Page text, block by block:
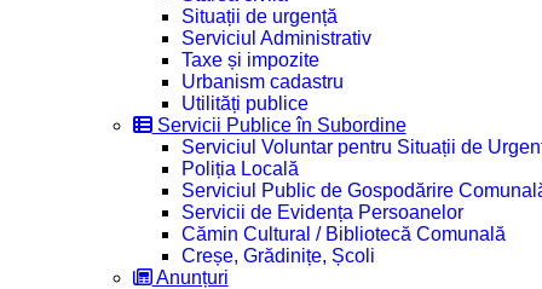
Situații de urgență
Serviciul Administrativ
Taxe și impozite
Urbanism cadastru
Utilități publice
Servicii Publice în Subordine
Serviciul Voluntar pentru Situații de
Poliția Locală
Serviciul Public de Gospodărire
Servicii de Evidența Persoanelor
Cămin Cultural / Bibliotecă Comunală
Creșe, Grădinițe, Școli
Anunțuri